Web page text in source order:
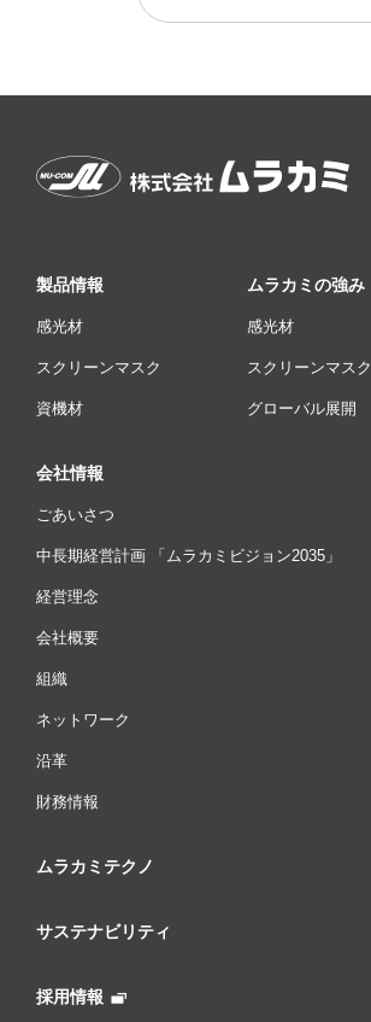
製品情報
感光材
スクリーンマスク
資機材
ムラカミの強み
感光材
スクリーンマスク
グローバル展開
会社情報
ごあいさつ
中長期経営計画 「ムラカミビジョン2035」
経営理念
会社概要
組織
ネットワーク
沿革
財務情報
ムラカミテクノ
サステナビリティ
採用情報